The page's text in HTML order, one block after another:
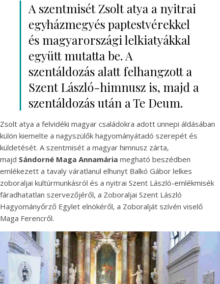
A szentmisét Zsolt atya a nyitrai
egyházmegyés paptestvérekkel
és magyarországi lelkiatyákkal
együtt mutatta be. A
szentáldozás alatt felhangzott a
Szent László-himnusz is, majd a
szentáldozás után a Te Deum.
Zsolt atya a felvidéki magyar családokra adott ünnepi áldásában
külön kiemelte a nagyszülők hagyományátadó szerepét és
küldetését. A szentmisét a magyar himnusz zárta,
majd Sándorné Maga Annamária megható beszédben
emlékezett a tavaly váratlanul elhunyt Balkó Gábor lelkes
zoboraljai kultúrmunkásról és a nyitrai Szent László-emlékmisék
fáradhatatlan szervezőjéről, a Zoboraljai Szent László
Hagyományőrző Egylet elnökéről, a Zoboralját szívén viselő
Maga Ferencről.